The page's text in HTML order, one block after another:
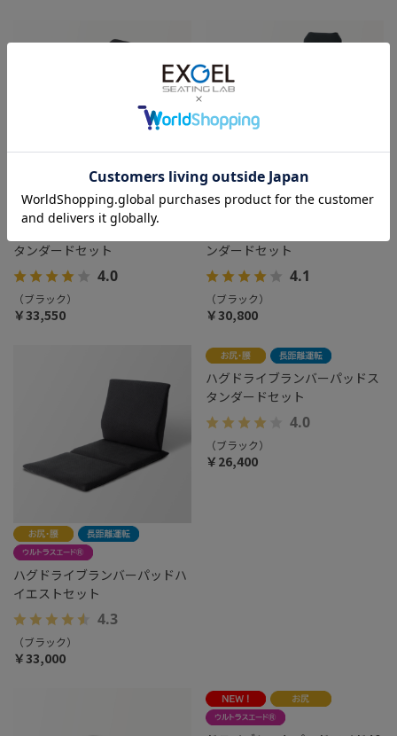
ハグドライブサポートパッドス
タンダードセット
4.0
（ブラック）
￥33,550
ンダードセット
4.1
（ブラック）
￥30,800
ハグドライブランバーパッドハ
イエストセット
4.3
（ブラック）
￥33,000